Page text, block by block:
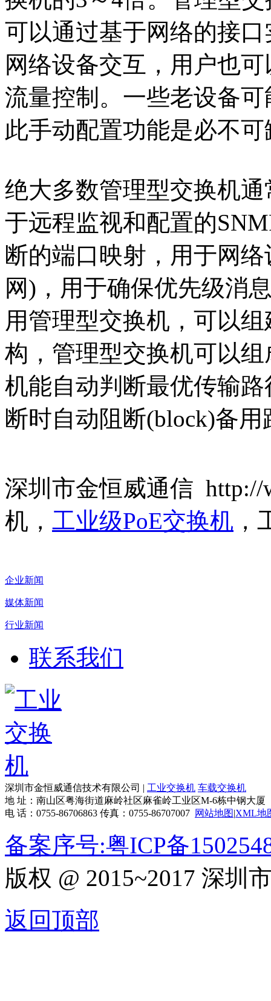
可以通过基于网络的接
网络设备交互，用户也
流量控制。一些老设备
此手动配置功能是必不
绝大多数管理型交换机
于远程监视和配置的
断的端口映射，用于网
网)，用于确保优先级消
用管理型交换机，可以
构，管理型交换机可以
机能自动判断最优传输
断时自动阻断(block)备用
深圳市金恒威通信 http://
机， 工业级PoE交换机
企业新闻
媒体新闻
行业新闻
联系我们
深圳市金恒威通信技术有限公司 | 工业交换机 车载交换机
地 址：南山区粤海街道麻岭社区麻雀岭工业区M-6栋中钢大厦
电 话：0755-86706863 传真：0755-86707007 网站地图|XML地
备案序号:粤ICP备
版权 @ 2015~2017 深圳
返回顶部